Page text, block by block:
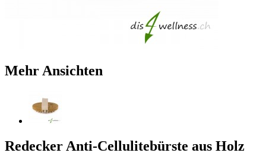
Mehr Ansichten
Redecker Anti-Cellulitebürste aus Holz